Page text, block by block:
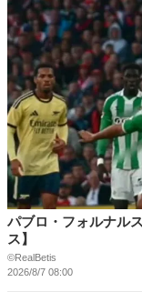
パブロ・フォルナル
ス】
©RealBetis
2026/8/7 08:00